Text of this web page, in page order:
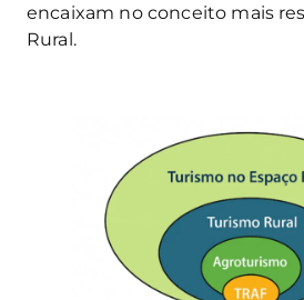
encaixam no conceito mais
Rural.